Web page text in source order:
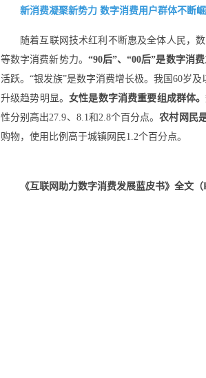
新消费凝聚新势力 数字消费用户群体不断
随着互联网技术红利不断惠及全体人民，
等数字消费新势力。 “90后”、“00后”是数字消
活跃。“银发族”是数字消费增长极。我国60岁
升级趋势明显。女性是数字消费重要组成群体。
性分别高出27.9、8.1和2.8个百分点。农村网民
购物，使用比例高于城镇网民1.2个百分点。
《互联网助力数字消费发展蓝皮书》全文